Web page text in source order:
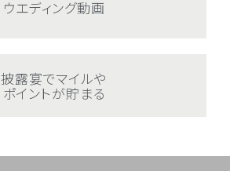
ウエディング動画
披露宴でマイルや
ポイントが貯まる